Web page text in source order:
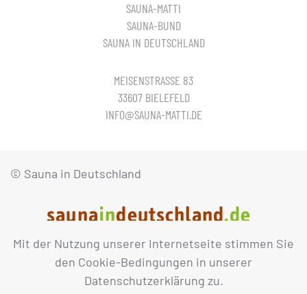
Mit der Nutzung unserer Internetseite stimmen Sie
den Cookie-Bedingungen in unserer
Datenschutzerklärung zu.
SAUNA-MATTI
SAUNA-BUND
SAUNA IN DEUTSCHLAND
MEISENSTRASSE 83
33607 BIELEFELD
INFO@SAUNA-MATTI.DE
© Sauna in Deutschland
IMPRESSUM DATENSCHUTZ